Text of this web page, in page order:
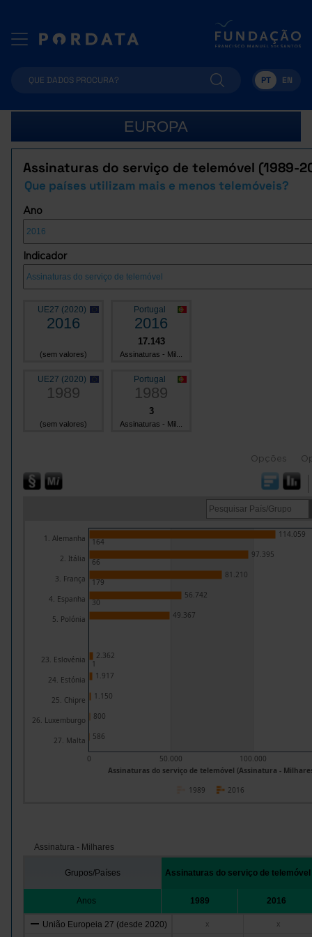
PT EN
EUROPA
Assinaturas do serviço de telemóvel (1989-
Que países utilizam mais e menos telemóveis?
Ano
Indicador
UE27 (2020)
2016
(sem valores)
Portugal
2016
17.143
Assinaturas - Mil...
UE27 (2020)
1989
(sem valores)
Portugal
1989
3
Assinaturas - Mil...
Opções
Assinaturas do serviço de telemóvel (Assinatura -
0 50.000 100.000
1. Alemanha
2. Itália
3. França
4. Espanha
5. Polónia
23. Eslovénia
24. Estónia
25. Chipre
26. Luxemburgo
27. Malta
114.059
97.395
81.210
56.742
49.367
2.362
1.917
1.150
800
586
164
66
179
30
1
2016
1989
Assinatura - Milhares
Grupos/Países Assinaturas do serviço de telemóvel
Anos 1989 2016
União Europeia 27 (desde 2020) x x